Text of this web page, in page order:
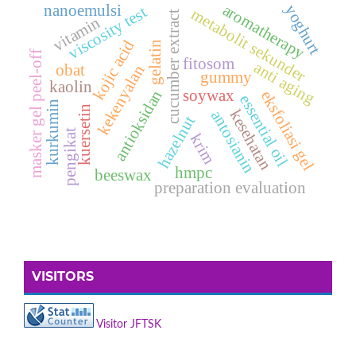
kojic acid cucumber extract
krim
fitosom
antosianin
kekenyalan
hazelnut
gelatin gummy
antioksidan
preparation evaluation
viscosity test metabolit sekunder
kuersetin
beeswax
soywaxessential oil
aromatherapy
kaolin
eksfoliasi gel
anti aging
pengikat
masker gel peel-off hmpc
kurkumin
nanoemulsi
obat
kesehatan
vitamin yoghurt
VISITORS
Visitor JFTSK